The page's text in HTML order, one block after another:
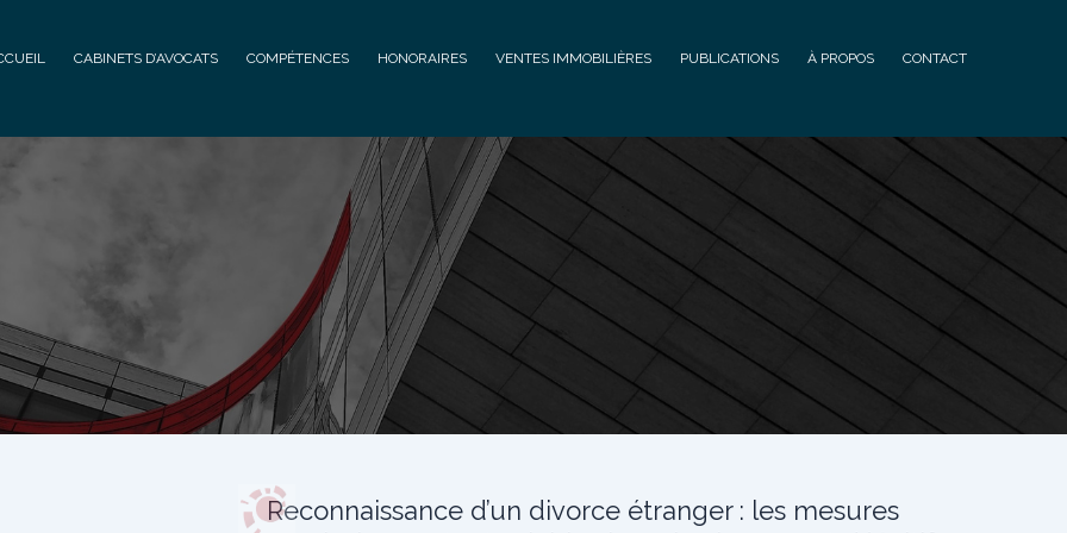
CABINETS D’AVOCATS COMPÉTENCES HONORAIRES VENTES IMMOBILIÈRES PUBLICATIONS À PROPOS CONTACT
Reconnaissance d’un divorce étranger : les mesures